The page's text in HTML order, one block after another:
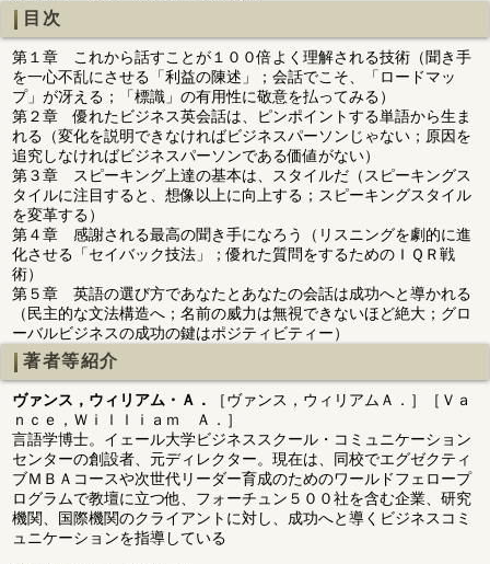
目次
第１章 これから話すことが１００倍よく理解される技術（聞き手
を一心不乱にさせる「利益の陳述」；会話でこそ、「ロードマッ
プ」が冴える；「標識」の有用性に敬意を払ってみる）
第２章 優れたビジネス英会話は、ピンポイントする単語から生ま
れる（変化を説明できなければビジネスパーソンじゃない；原因を
追究しなければビジネスパーソンである価値がない）
第３章 スピーキング上達の基本は、スタイルだ（スピーキングス
タイルに注目すると、想像以上に向上する；スピーキングスタイル
を変革する）
第４章 感謝される最高の聞き手になろう（リスニングを劇的に進
化させる「セイバック技法」；優れた質問をするためのＩＱＲ戦
術）
第５章 英語の選び方であなたとあなたの会話は成功へと導かれる
（民主的な文法構造へ；名前の威力は無視できないほど絶大；グロ
ーバルビジネスの成功の鍵はポジティビティー）
著者等紹介
ヴァンス，ウィリアム・Ａ．
［ヴァンス，ウィリアムＡ．］［Ｖａ
ｎｃｅ，Ｗｉｌｌｉａｍ Ａ．］
言語学博士。イェール大学ビジネススクール・コミュニケーション
センターの創設者、元ディレクター。現在は、同校でエグゼクティ
ブＭＢＡコースや次世代リーダー育成のためのワールドフェロープ
ログラムで教壇に立つ他、フォーチュン５００社を含む企業、研究
機関、国際機関のクライアントに対し、成功へと導くビジネスコミ
ュニケーションを指導している